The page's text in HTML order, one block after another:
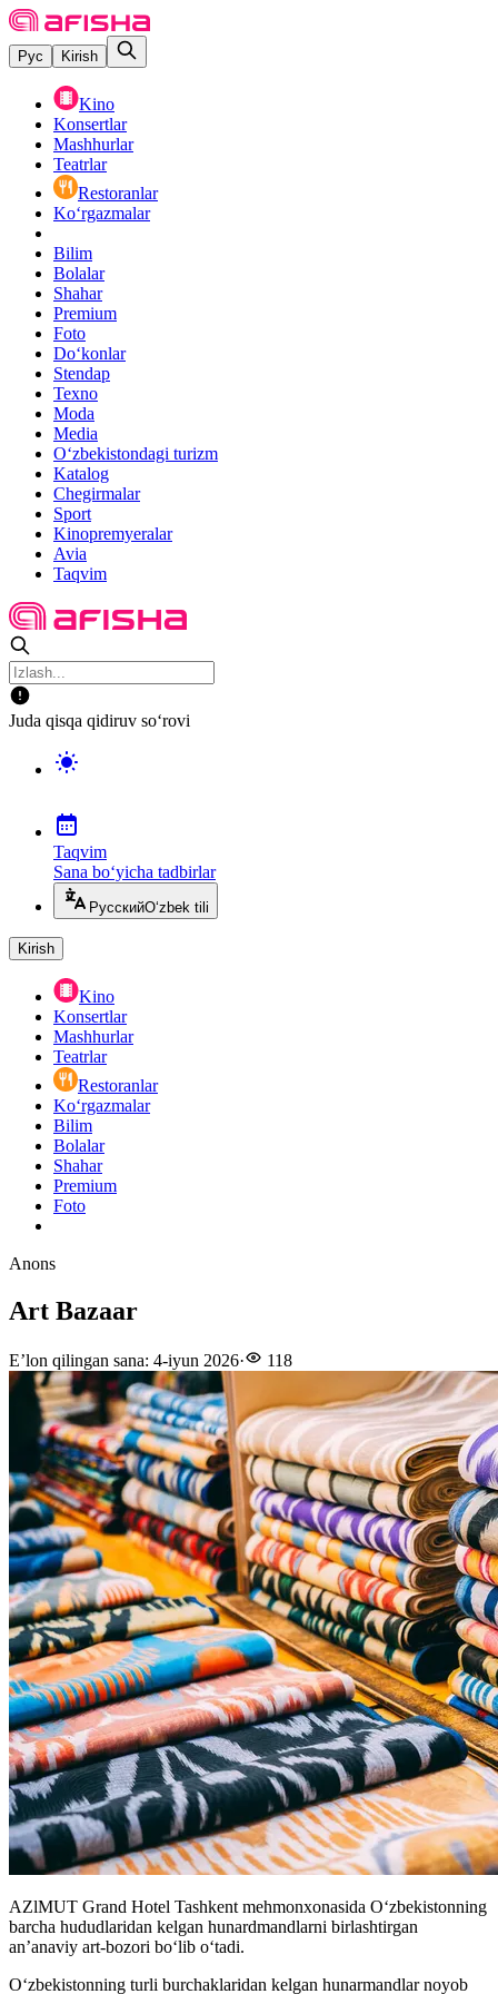
Рус Kirish
Kino
Konsertlar
Mashhurlar
Teatrlar
Restoranlar
Ko‘rgazmalar
Bilim
Bolalar
Shahar
Premium
Foto
Do‘konlar
Stendap
Texno
Moda
Media
O‘zbekistondagi turizm
Katalog
Chegirmalar
Sport
Kinopremyeralar
Avia
Taqvim
Juda qisqa qidiruv so‘rovi
Taqvim
Sana bo‘yicha tadbirlar
РусскийO‘zbek tili
Kirish
Kino
Konsertlar
Mashhurlar
Teatrlar
Restoranlar
Ko‘rgazmalar
Bilim
Bolalar
Shahar
Premium
Foto
Anons
Art Bazaar
E’lon qilingan sana: 4-iyun 2026· 118
AZlMUT Grand Hotel Tashkent mehmonxonasida Oʻzbekistonning
barcha hududlaridan kelgan hunardmandlarni birlashtirgan
an’anaviy art-bozori bo‘lib o‘tadi.
O‘zbekistonning turli burchaklaridan kelgan hunarmandlar noyob